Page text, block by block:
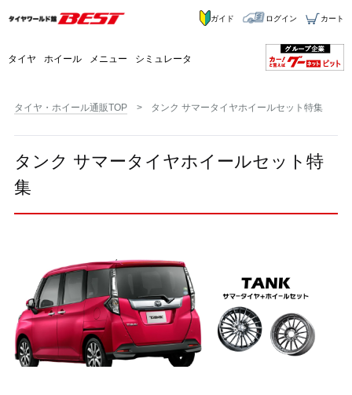
タイヤ ホイール メニュー シミュレータ
ガイド ログイン カート
タイヤ・ホイール通販TOP タンク サマータイヤホイールセット特集
タンク サマータイヤホイールセット特
集